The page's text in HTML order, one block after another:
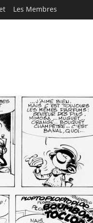
Les Membres